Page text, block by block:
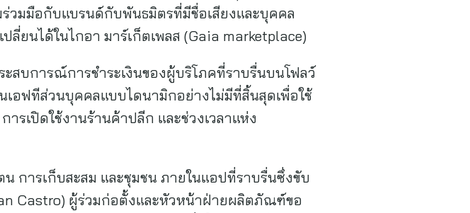
วมมือกับแบรนด์กับพันธมิตรที่มีชื่อเสียงและบุคคล
ยนได้ในไกอา มาร์เก็ตเพลส (Gaia marketplace)
ะสบการณ์การชำระเงินของผู้บริโภคที่ราบรื่นบนโฟลว์
เอฟทีส่วนบุคคลแบบไดนามิกอย่างไม่มีที่สิ้นสุดเพื่อใช้
ารเปิดใช้งานร้านค้าปลีก และช่วงเวลาแห่ง
การเก็บสะสม และชุมชน ภายในแอปที่ราบรื่นซึ่งขับ
Castro) ผู้ร่วมก่อตั้งและหัวหน้าฝ่ายผลิตภัณฑ์ขอ